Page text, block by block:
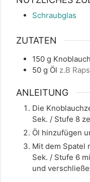
Schraubglas
ZUTATEN
150 g
50 g Öl z.B
ANLEITUNG
Die
Sek. / Stufe 8
Öl hinzufügen
Mit dem Spatel
Sek. / Stufe 6
und